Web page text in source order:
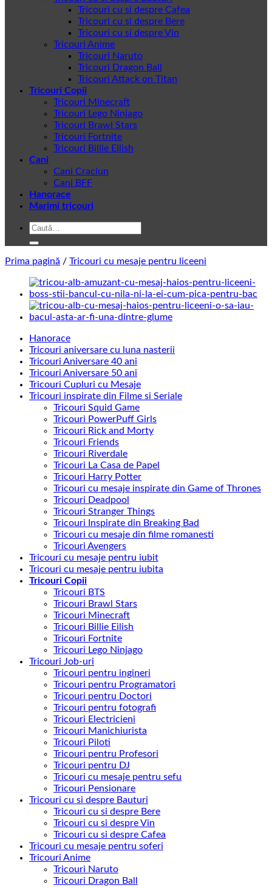
Tricouri cu si despre Cafea
Tricouri cu si despre Bere
Tricouri cu si despre Vin
Tricouri Anime
Tricouri Naruto
Tricouri Dragon Ball
Tricouri Attack on Titan
Tricouri Copii
Tricouri Minecraft
Tricouri Lego Ninjago
Tricouri Brawl Stars
Tricouri Fortnite
Tricouri Billie Eilish
Cani
Cani Craciun
Cani BFF
Hanorace
Marimi tricouri
Caută
Prima pagină / Tricouri cu mesaje pentru liceeni
Hanorace
Tricouri aniversare cu luna nasterii
Tricouri Aniversare 40 ani
Tricouri Aniversare 50 ani
Tricouri Cupluri cu Mesaje
Tricouri inspirate din Filme si Seriale
Tricouri Squid Game
Tricouri PowerPuff Girls
Tricouri Rick and Morty
Tricouri Friends
Tricouri Riverdale
Tricouri La Casa de Papel
Tricouri Harry Potter
Tricouri cu mesaje inspirate din Game of Thrones
Tricouri Deadpool
Tricouri Stranger Things
Tricouri Inspirate din Breaking Bad
Tricouri cu mesaje din filme romanesti
Tricouri Avengers
Tricouri cu mesaje pentru iubit
Tricouri cu mesaje pentru iubita
Tricouri Copii
Tricouri BTS
Tricouri Brawl Stars
Tricouri Minecraft
Tricouri Billie Eilish
Tricouri Fortnite
Tricouri Lego Ninjago
Tricouri Job-uri
Tricouri pentru ingineri
Tricouri pentru Programatori
Tricouri pentru Doctori
Tricouri pentru fotografi
Tricouri Electricieni
Tricouri Manichiurista
Tricouri Piloti
Tricouri pentru Profesori
Tricouri pentru DJ
Tricouri cu mesaje pentru sefu
Tricouri Pensionare
Tricouri cu si despre Bauturi
Tricouri cu si despre Bere
Tricouri cu si despre Vin
Tricouri cu si despre Cafea
Tricouri cu mesaje pentru soferi
Tricouri Anime
Tricouri Naruto
Tricouri Dragon Ball